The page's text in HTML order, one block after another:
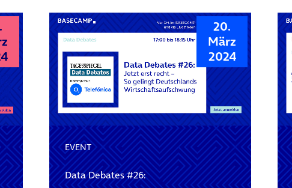
20.
März
2024
EVENT
Data Debates #26: